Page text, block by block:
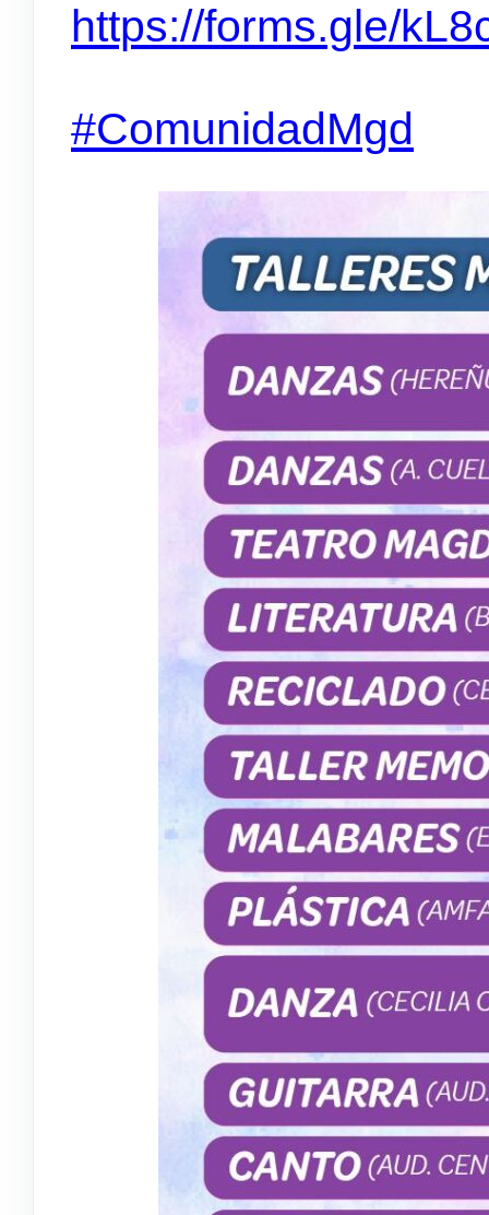
https://forms.gle/
#ComunidadMgd